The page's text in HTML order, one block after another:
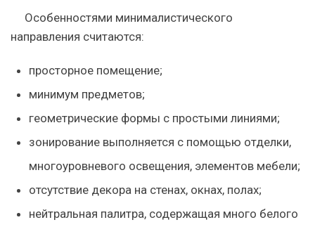
Особенностями минималистического
направления считаются:
просторное помещение;
минимум предметов;
геометрические формы с простыми линиями;
зонирование выполняется с помощью отделки,
многоуровневого освещения, элементов мебели;
отсутствие декора на стенах, окнах, полах;
нейтральная палитра, содержащая много белого